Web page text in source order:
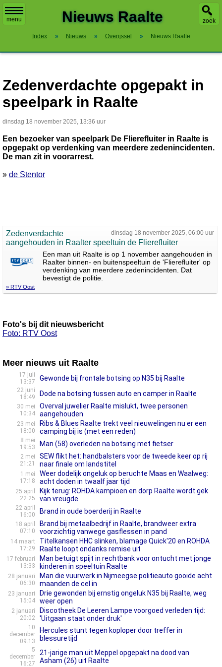
menu zoek
Nieuws Raalte
Index » Nieuws » Overijssel » Nieuws Raalte
Zedenverdachte opgepakt in
speelpark in Raalte
dinsdag 18 november 2025, 13:36 uur
Een bezoeker van speelpark De Flierefluiter in Raalte is
opgepakt op verdenking van meerdere zedenincidenten.
De man zit in voorarrest.
» de Stentor
dinsdag 18 november 2025, 06:00 uur
Zedenverdachte
aangehouden in Raalter speeltuin de Flierefluiter
Een man uit Raalte is op 1 november aangehouden in
Raalter binnen- en buitenspeeltuin de 'Flierefluiter' op
verdenking van meerdere zedenincidenten. Dat
bevestigt de politie.
» RTV Oost
Foto's bij dit nieuwsbericht
Foto: RTV Oost
Meer nieuws uit Raalte
17 juli
13:37
Gewonde bij frontale botsing op N35 bij Raalte
22 juni
18:49
Dode na botsing tussen auto en camper in Raalte
30 mei
10:34
Overval juwelier Raalte mislukt, twee personen
aangehouden
23 mei
18:00
Ribs & Blues Raalte trekt veel nieuwelingen nu er een
camping bij is (met een reden)
8 mei
19:53
Man (58) overleden na botsing met fietser
2 mei
21:21
SEW flikt het: handbalsters voor de tweede keer op rij
naar finale om landstitel
1 mei
17:18
Weer dodelijk ongeluk op beruchte Maas en Waalweg:
acht doden in twaalf jaar tijd
25 april
22:25
Kijk terug: ROHDA kampioen en dorp Raalte wordt gek
van vreugde
22 april
16:00
Brand in oude boerderij in Raalte
18 april
07:10
Brand bij metaalbedrijf in Raalte, brandweer extra
voorzichtig vanwege gasflessen in pand
14 maart
17:29
Titelkansen HHC slinken, blamage Quick'20 en ROHDA
Raalte loopt ondanks remise uit
17 februari
13:33
Man betuigt spijt in rechtbank voor ontucht met jonge
kinderen in speeltuin Raalte
28 januari
06:30
Man die vuurwerk in Nijmeegse politieauto gooide acht
maanden de cel in
23 januari
15:04
Drie gewonden bij ernstig ongeluk N35 bij Raalte, weg
weer open
2 januari
20:02
Discotheek De Leeren Lampe voorgoed verleden tijd:
'Uitgaan staat onder druk'
10
december
09:13
Hercules stunt tegen koploper door treffer in
blessuretijd
5
december
16:27
21-jarige man uit Meppel opgepakt na dood van
Asham (26) uit Raalte